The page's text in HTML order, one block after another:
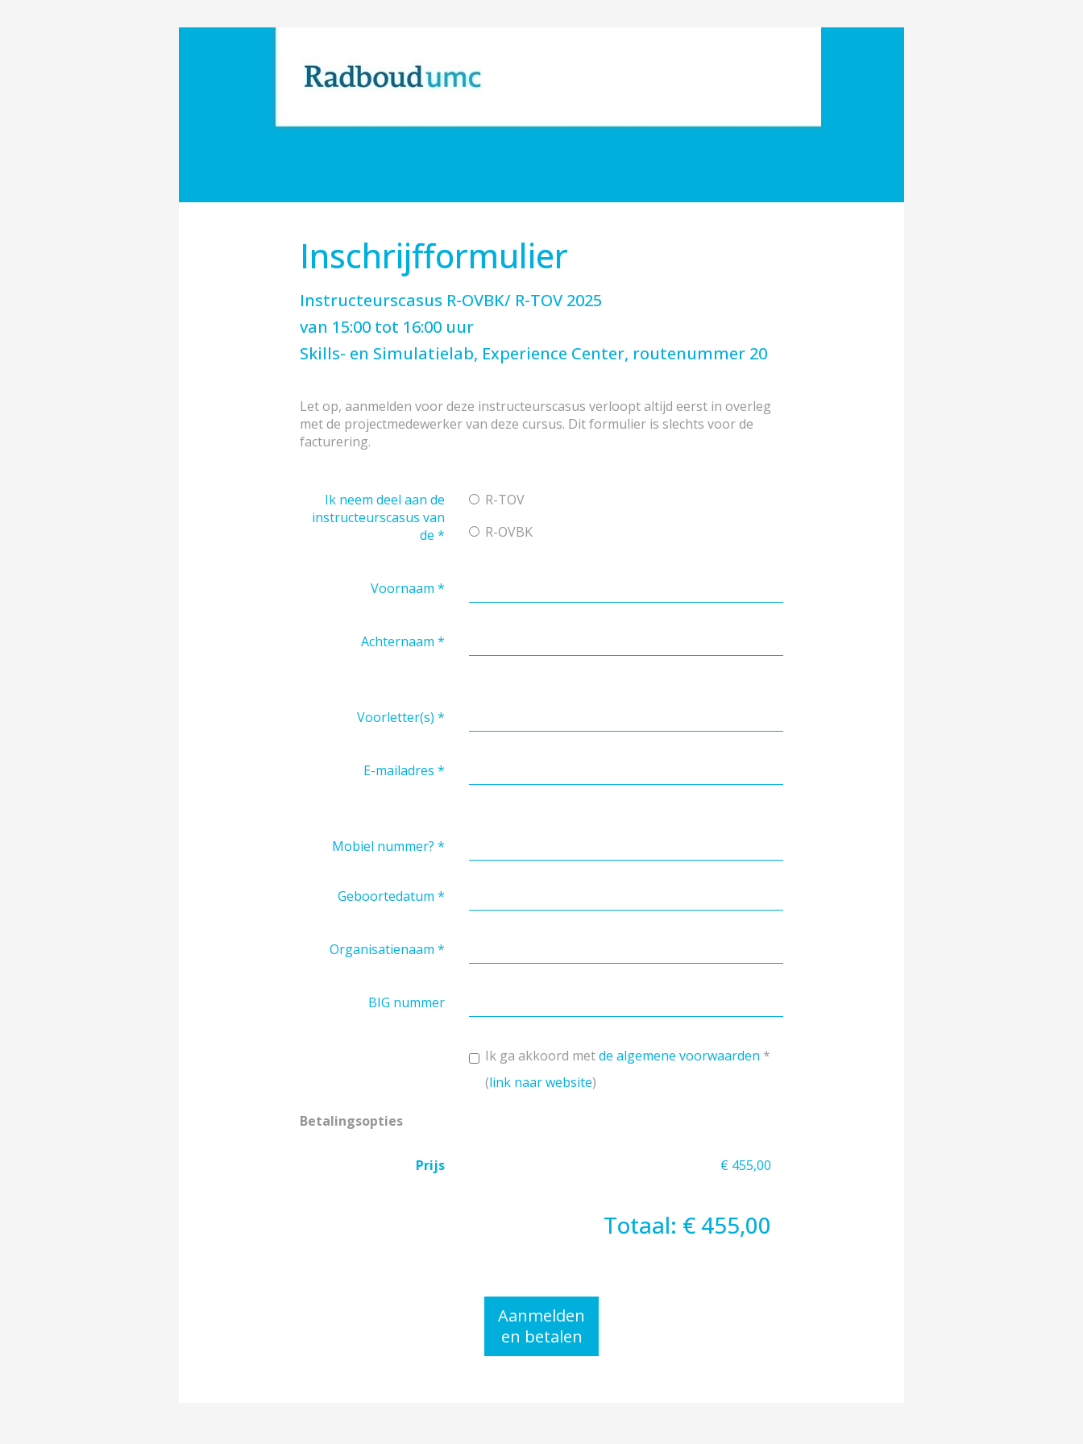
Inschrijfformulier
Instructeurscasus R-OVBK/ R-TOV 2025
van 15:00 tot 16:00 uur
Skills- en Simulatielab, Experience Center, routenummer 20
Let op, aanmelden voor deze instructeurscasus verloopt altijd eerst in overleg
met de projectmedewerker van deze cursus. Dit formulier is slechts voor de
facturering.
Ik neem deel aan de
instructeurscasus van
de *
R-TOV
R-OVBK
Voornaam *
Achternaam *
Voorletter(s) *
E-mailadres *
Mobiel nummer? *
Geboortedatum *
Organisatienaam *
BIG nummer
Ik ga akkoord metde algemene voorwaarden *
(link naar website)
Betalingsopties
Prijs € 455,00
Totaal: € 455,00
Aanmelden
en betalen